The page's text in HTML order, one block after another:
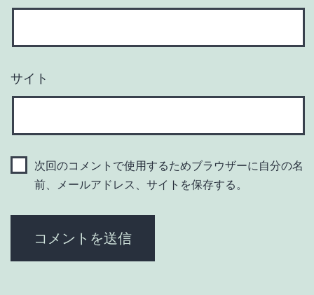
サイト
次回のコメントで使用するためブラウザーに自分の名
前、メールアドレス、サイトを保存する。